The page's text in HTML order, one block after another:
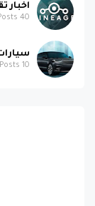
اخبار
40
10